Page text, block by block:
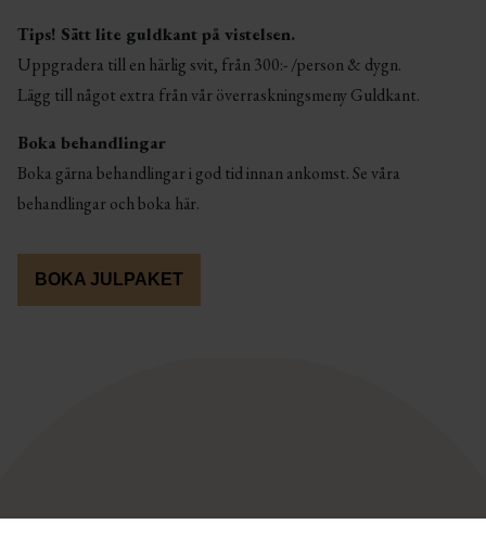
Tips! Sätt lite guldkant på vistelsen.
Uppgradera till en härlig svit, från 300:- /person & dygn.
Lägg till något extra från vår överraskningsmenyGuldkant.
Boka behandlingar
Boka gärna behandlingar i god tid innan ankomst. Se våra
behandlingar och boka här.
BOKA JULPAKET